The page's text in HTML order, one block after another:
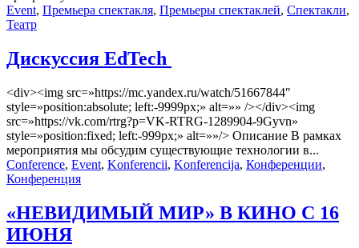
Event, Премьера спектакля, Премьеры спектаклей, Спектакли,
Театр
Дискуссия EdTech
<div><img src=»https://mc.yandex.ru/watch/51667844″
style=»position:absolute; left:-9999px;» alt=»» /></div><img
src=»https://vk.com/rtrg?p=VK-RTRG-1289904-9Gyvn»
style=»position:fixed; left:-999px;» alt=»»/> Описание В рамках
мероприятия мы обсудим существующие технологии в...
Conference, Event, Konferencii, Konferencija, Конференции,
Конференция
«НЕВИДИМЫЙ МИР» В КИНО С 16
ИЮНЯ